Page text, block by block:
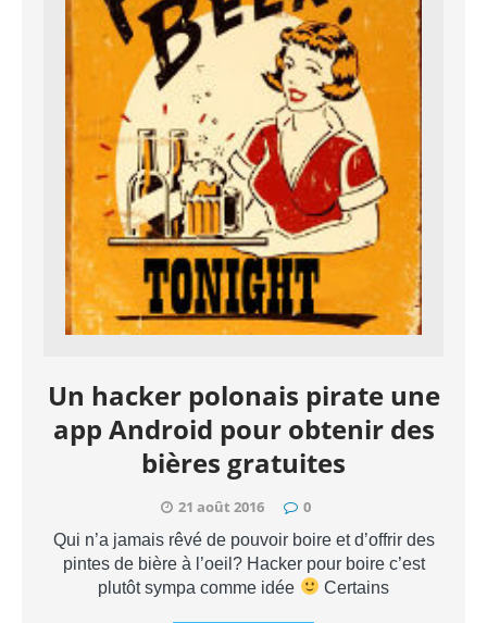
Un hacker polonais pirate une
app Android pour obtenir des
bières gratuites
21 août 2016 0
Qui n’a jamais rêvé de pouvoir boire et d’offrir des
pintes de bière à l’oeil? Hacker pour boire c’est
plutôt sympa comme idée
Certains